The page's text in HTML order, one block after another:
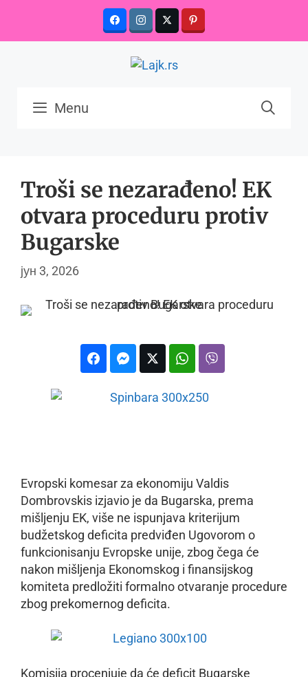
content
Menu
Troši se nezarađeno! EK
otvara proceduru protiv
Bugarske
јун 3, 2026
Evropski komesar za ekonomiju Valdis
Dombrovskis izjavio je da Bugarska, prema
mišljenju EK, više ne ispunjava kriterijum
budžetskog deficita predviđen Ugovorom o
funkcionisanju Evropske unije, zbog čega će
nakon mišljenja Ekonomskog i finansijskog
komiteta predložiti formalno otvaranje procedure
zbog prekomernog deficita.
Komisija procenjuje da će deficit Bugarske